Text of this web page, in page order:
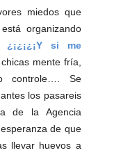
miedos que
organizando
si me
mente fría,
controle…. Se
los pasareis
de la Agencia
de que
llevar huevos a